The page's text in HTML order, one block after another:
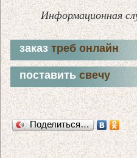
Информационная
заказтреб онлайн
поставитьсвечу
Поделиться…